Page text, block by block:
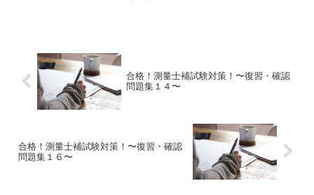
合格！測量士補試験対策！〜復習・確認
問題集１４〜
合格！測量士補試験対策！〜復習・確認
問題集１６〜